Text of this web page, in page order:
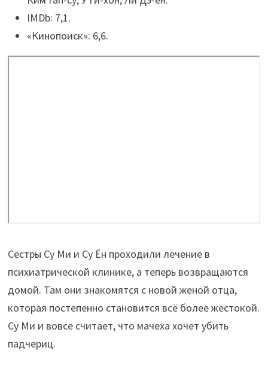
IMDb: 7,1.
«Кинопоиск»: 6,6.
Сёстры Су Ми и Су Ён проходили лечение в
психиатрической клинике, а теперь возвращаются
домой. Там они знакомятся с новой женой отца,
которая постепенно становится всё более жестокой.
Су Ми и вовсе считает, что мачеха хочет убить
падчериц.